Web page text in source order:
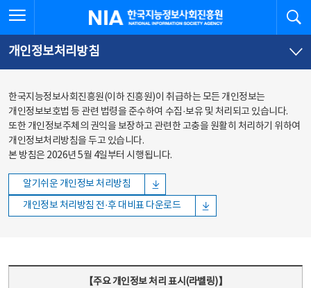
바로가기
바로가기
한국지능정보사회진흥원
개인정보처리방침
한국지능정보사회진흥원(이하 진흥원)이 취급하는 모든 개인정보는
개인정보보호법 등 관련 법령을 준수하여 수집·보유 및 처리되고 있습니다.
또한 개인정보주체의 권익을 보장하고 관련한 고충을 원활히 처리하기 위하여
개인정보처리방침을 두고 있습니다.
본 방침은 2026년 5월 4일부터 시행됩니다.
알기쉬운 개인정보 처리방침
개인정보 처리방침 전·후 대비표 다운로드
【주요 개인정보 처리 표시(라벨링)】